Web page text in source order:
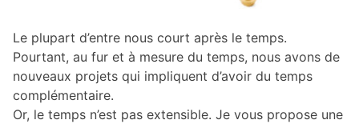
Le plupart d’entre nous court après le temps.
Pourtant, au fur et à mesure du temps, nous avons de
nouveaux projets qui impliquent d’avoir du temps
complémentaire.
Or, le temps n’est pas extensible. Je vous propose une